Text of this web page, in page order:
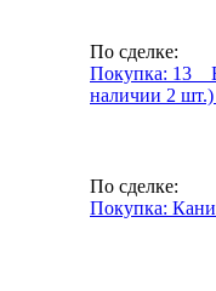
По сделке:
Покупка: 13 _
наличии 2 шт.)
По сделке:
Покупка: